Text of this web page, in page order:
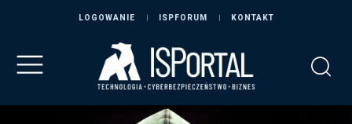
LOGOWANIE ISPFORUM KONTAKT